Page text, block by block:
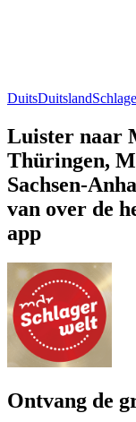
DuitsDuitsland
Luister naar
Thüringen,
Sachsen-
van over de
app
Ontvang de